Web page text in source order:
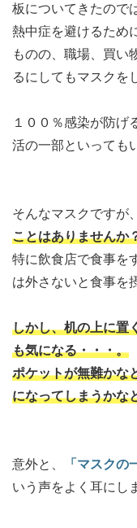
板についてきたので
熱中症を避けるため
ものの、職場、買い
るにしてもマスクを
１００％感染が防げ
活の一部といっても
そんなマスクですが、
ことはありませんか
特に飲食店で食事を
は外さないと食事を
しかし、机の上に置
も気になる・・・。
ポケットが無難かな
になってしまうかな
意外と、 「マスクの
いう声をよく耳にし